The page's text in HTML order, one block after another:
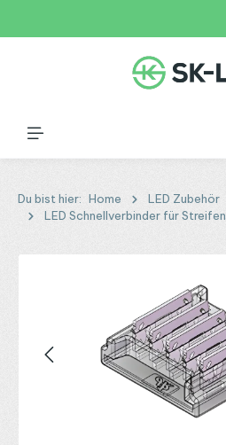
Du bist hier: Home LED Zubehör
LED Schnellverbinder für Streifen